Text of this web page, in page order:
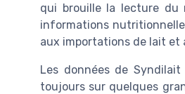
qui brouille la lecture du
informations
aux importations de lait et
Les données de
toujours sur quelques